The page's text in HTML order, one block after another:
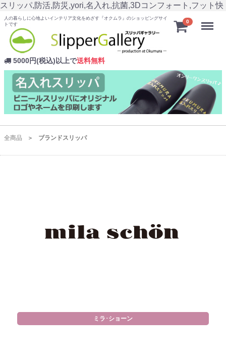
スリッパ,防活,防災,yori,名入れ,抗菌,3Dコンフォート,フット快
人の暮らしに心地よいインテリア文化をめざす『オクムラ』のショッピングサイ
トです
5000円(税込)以上で送料無料
0 Menu
全商品 ブランドスリッパ
ミラ･ショーン